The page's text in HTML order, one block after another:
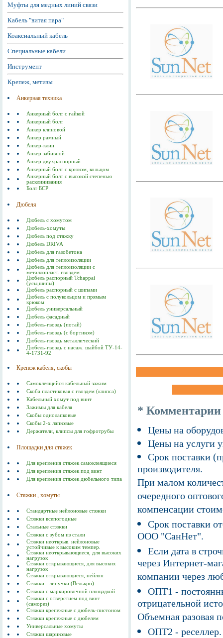
Муфты для медных линий связи
Кабель "витая пара"
Коаксиальный кабель
Специальные кабели
Инструмент
Крепеж, метизы
Анкерная техника
Анкерный болт с гайкой
Анкерный болт
Анкер клиновой
Анкер рамный
Анкер-клин
Анкер забивной
Анкер двухраспорный
Анкерный болт с крюком, кольцом
Анкерный болт с высокой степенью
расклинивания
Болт БСР
Дюбеля
Дюбель с хомутом
Дюбель-хомуты
Дюбель под стяжку
Дюбель DRIVA
Дюбель для газобетона
Дюбель для теплоизоляции
Дюбель для теплоизоляции с
металлопласт. гвоздем
Дюбель распорный Tchappai
(усы,шипы)
Дюбель распорный с шипами
Дюбель с полукольцом и прямым
крюком
Дюбель универсальный
Дюбель фасадный
Дюбель-гвоздь (потай)
Дюбель-гвоздь (с бортиком)
Дюбель-гвоздь металлический
Дюбель-гвоздь с насаж. шайбой ТУ-14-
4-1731-92
Крепеж кабеля, скобы
Самоклеящийся кабельный зажим
Скоба пластиковая с гвоздем (клипса)
Кабельный хомут под винт
Зажимы для кабеля
Скобы однолапковые
Скобы 2-х лапковые
Держатели, клипсы для гофротрубы
Площадки для стяжек
Для крепления стяжек самоклеящиеся
Для крепления стяжек под винт
Для крепления стяжек дюбельного типа
Стяжки , хомуты
Стандартные нейлоновые стяжки
Стяжки всепогодные
Стальные стяжки
Cтяжки с зубом из стали
Стяжки неоткрыв. нейлоновые
устойчивые к высоким темпер.
Стяжки неоткрывающиеся, для высоких
нагрузок
Стяжки открывающиеся, для высоких
нагрузок
Стяжки открывающиеся, нейлон
Стяжки - липучки (Велькро)
Стяжки с маркировочной площадкой
Стяжки с отверстием под винт
(саморез)
Стяжки крепежные с дюбель-пистоном
Стяжки крепежные с дюбелем
Универсальные хомуты
Стяжки шариковые
* Комментарии
Цены на
Цены на услуги
Срок поставки
производителя.
При малом
очередного
компенсации
Срок поставки
ООО "СанНет".
Если дата в
через Интернет-
компании через
ОПТ1 -
отрицательной
Объемная разовая
ОПТ2 -